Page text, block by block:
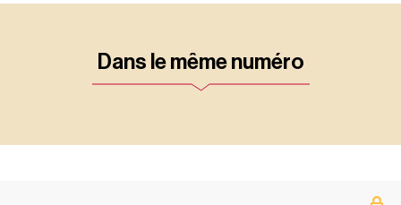
Dans le même numéro